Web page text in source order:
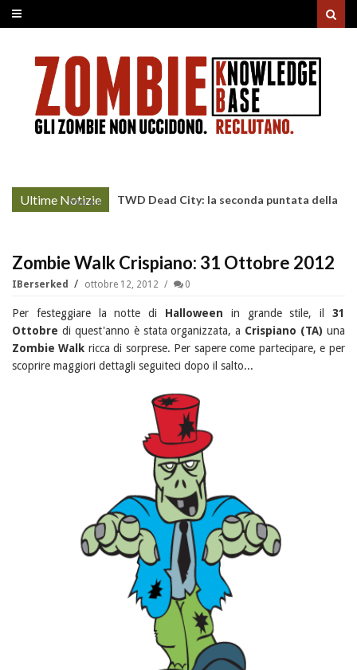
Ultime Notizie
More »
TWD Dead City: la seconda puntata della
Zombie Walk Crispiano: 31 Ottobre 2012
IBerserked ottobre 12, 2012 0
Per festeggiare la notte di Halloween in grande stile, il 31
Ottobre di quest'anno è stata organizzata, a Crispiano (TA) una
Zombie Walk ricca di sorprese. Per sapere come partecipare, e per
scoprire maggiori dettagli seguiteci dopo il salto...